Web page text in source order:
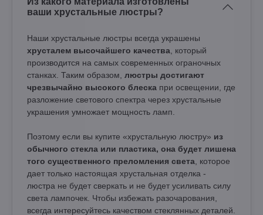
ваши хрустальные люстры?
Наши хрустальные люстры всегда украшены
хрусталем высочайшего качества , который
производится на самых современных ограночных
станках. Таким образом, люстры достигают
чрезвычайно высокого блеска при освещении, где
разложение светового спектра через хрустальные
украшения умножает мощность ламп.
Поэтому если вы купите «хрустальную люстру» из
обычного стекла или пластика, она будет лишена
того существенного преломления света , которое
дает только настоящая хрустальная отделка -
люстра не будет сверкать и не будет усиливать силу
света лампочек. Чтобы избежать разочарования,
всегда интересуйтесь качеством стеклянных деталей.